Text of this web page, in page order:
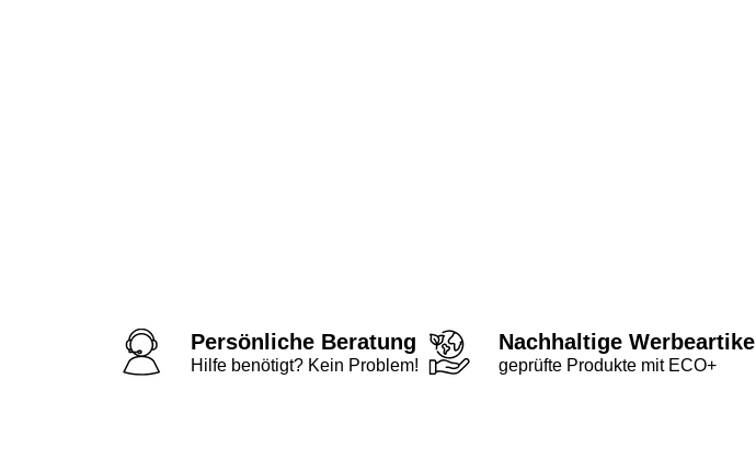
Persönliche Beratung
Hilfe benötigt? Kein Problem!
Nachhaltige Werbeartikel
geprüfte Produkte mit ECO+